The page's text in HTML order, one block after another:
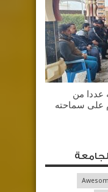
عددا من
على سماحته